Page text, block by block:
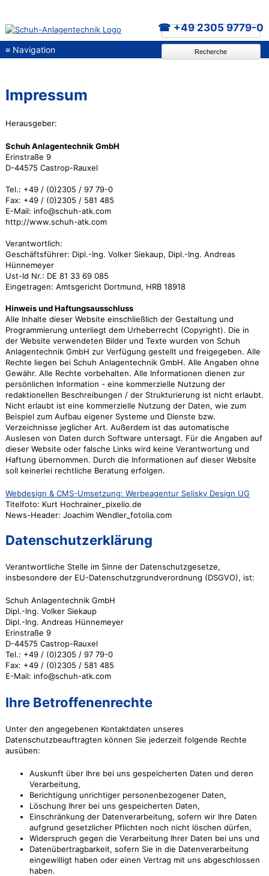
Recherche
+49 2305 9779-0
≡Navigation
Impressum
Herausgeber:
Schuh Anlagentechnik GmbH
Erinstraße 9
D-44575 Castrop-Rauxel
Tel.: +49 / (0)2305 / 97 79-0
Fax: +49 / (0)2305 / 581 485
E-Mail: info@schuh-atk.com
http://www.schuh-atk.com
Verantwortlich:
Geschäftsführer: Dipl.-Ing. Volker Siekaup, Dipl.-Ing. Andreas
Hünnemeyer
Ust-Id Nr.: DE 81 33 69 085
Eingetragen: Amtsgericht Dortmund, HRB 18918
Hinweis und Haftungsausschluss
Alle Inhalte dieser Website einschließlich der Gestaltung und
Programmierung unterliegt dem Urheberrecht (Copyright). Die in
der Website verwendeten Bilder und Texte wurden von Schuh
Anlagentechnik GmbH zur Verfügung gestellt und freigegeben. Alle
Rechte liegen bei Schuh Anlagentechnik GmbH. Alle Angaben ohne
Gewähr. Alle Rechte vorbehalten. Alle Informationen dienen zur
persönlichen Information - eine kommerzielle Nutzung der
redaktionellen Beschreibungen / der Strukturierung ist nicht erlaubt.
Nicht erlaubt ist eine kommerzielle Nutzung der Daten, wie zum
Beispiel zum Aufbau eigener Systeme und Dienste bzw.
Verzeichnisse jeglicher Art. Außerdem ist das automatische
Auslesen von Daten durch Software untersagt. Für die Angaben auf
dieser Website oder falsche Links wird keine Verantwortung und
Haftung übernommen. Durch die Informationen auf dieser Website
soll keinerlei rechtliche Beratung erfolgen.
Webdesign & CMS-Umsetzung: Werbeagentur Selisky Design UG
Titelfoto: Kurt Hochrainer_pixelio.de
News-Header: Joachim Wendler_fotolia.com
Datenschutzerklärung
Verantwortliche Stelle im Sinne der Datenschutzgesetze,
insbesondere der EU-Datenschutzgrundverordnung (DSGVO), ist:
Schuh Anlagentechnik GmbH
Dipl.-Ing. Volker Siekaup
Dipl.-Ing. Andreas Hünnemeyer
Erinstraße 9
D-44575 Castrop-Rauxel
Tel.: +49 / (0)2305 / 97 79-0
Fax: +49 / (0)2305 / 581 485
E-Mail: info@schuh-atk.com
Ihre Betroffenenrechte
Unter den angegebenen Kontaktdaten unseres
Datenschutzbeauftragten können Sie jederzeit folgende Rechte
ausüben:
Auskunft über Ihre bei uns gespeicherten Daten und deren
Verarbeitung,
Berichtigung unrichtiger personenbezogener Daten,
Löschung Ihrer bei uns gespeicherten Daten,
Einschränkung der Datenverarbeitung, sofern wir Ihre Daten
aufgrund gesetzlicher Pflichten noch nicht löschen dürfen,
Widerspruch gegen die Verarbeitung Ihrer Daten bei uns und
Datenübertragbarkeit, sofern Sie in die Datenverarbeitung
eingewilligt haben oder einen Vertrag mit uns abgeschlossen
haben.